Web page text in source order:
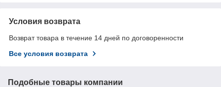
Условия возврата
Возврат товара в течение 14 дней по договоренности
Все условия возврата
Подобные товары компании